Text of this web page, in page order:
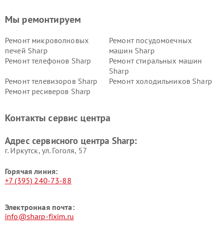
Мы ремонтируем
Ремонт микроволновых
печей Sharp
Ремонт посудомоечных
машин Sharp
Ремонт телефонов Sharp
Ремонт стиральных машин
Sharp
Ремонт телевизоров Sharp
Ремонт холодильников Sharp
Ремонт ресиверов Sharp
Контакты сервис центра
Адрес сервисного центра Sharp:
г. Иркутск, ул. ​Гоголя, 57
Горячая линия:
+7 (395) 240-73-88
Электронная почта:
info@sharp-fixim.ru